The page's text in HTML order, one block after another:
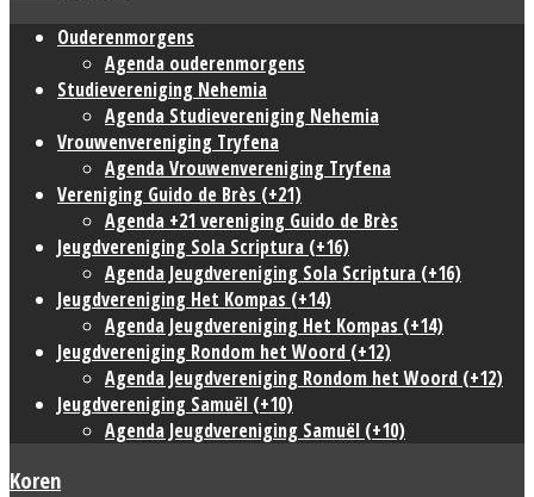
Ouderenmorgens
Agenda ouderenmorgens
Studievereniging Nehemia
Agenda Studievereniging Nehemia
Vrouwenvereniging Tryfena
Agenda Vrouwenvereniging Tryfena
Vereniging Guido de Brès (+21)
Agenda +21 vereniging Guido de Brès
Jeugdvereniging Sola Scriptura (+16)
Agenda Jeugdvereniging Sola Scriptura (+16)
Jeugdvereniging Het Kompas (+14)
Agenda Jeugdvereniging Het Kompas (+14)
Jeugdvereniging Rondom het Woord (+12)
Agenda Jeugdvereniging Rondom het Woord (+12)
Jeugdvereniging Samuël (+10)
Agenda Jeugdvereniging Samuël (+10)
Koren